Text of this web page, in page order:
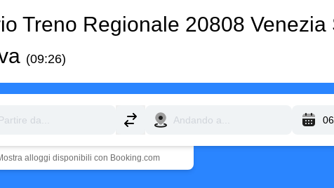
Treno Regionale 20808 Venezia
(09:26)
alloggi disponibili con Booking.com